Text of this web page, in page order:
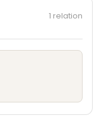
1 relation